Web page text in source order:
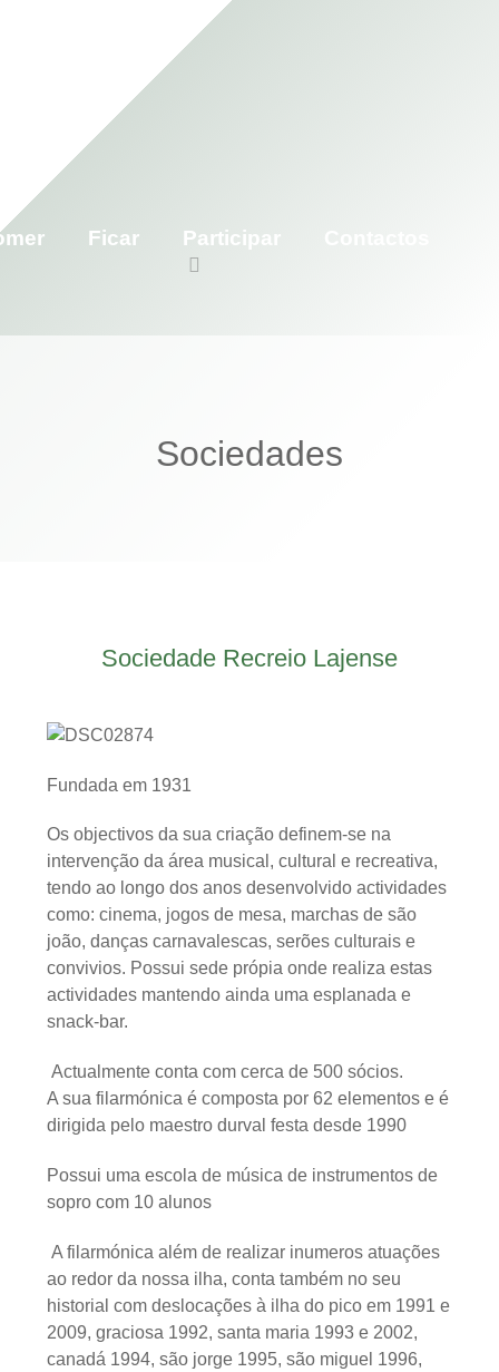
Ficar Participar
Sociedades
Sociedade Recreio Lajense
Fundada em 1931
Os objectivos da sua criação definem-se na
intervenção da área musical, cultural e recreativa,
tendo ao longo dos anos desenvolvido actividades
como: cinema, jogos de mesa, marchas de são
joão, danças carnavalescas, serões culturais e
convivios. Possui sede própia onde realiza estas
actividades mantendo ainda uma esplanada e
snack-bar.
Actualmente conta com cerca de 500 sócios.
A sua filarmónica é composta por 62 elementos e é
dirigida pelo maestro durval festa desde 1990
Possui uma escola de música de instrumentos de
sopro com 10 alunos
A filarmónica além de realizar inumeros atuações
ao redor da nossa ilha, conta também no seu
historial com deslocações à ilha do pico em 1991 e
2009, graciosa 1992, santa maria 1993 e 2002,
canadá 1994, são jorge 1995, são miguel 1996,